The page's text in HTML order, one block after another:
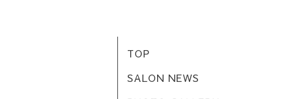
TOP
SALON NEWS